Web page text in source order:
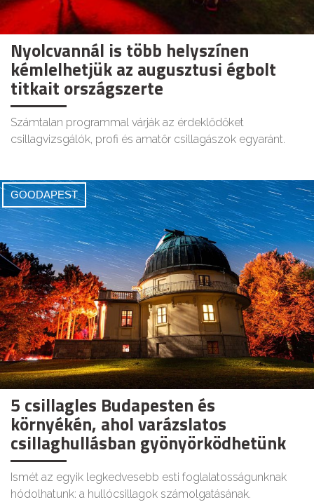
Nyolcvannál is több helyszínen
kémlelhetjük az augusztusi égbolt
titkait országszerte
Számtalan programmal várják az érdeklődőket
csillagvizsgálók, profi és amatőr csillagászok egyaránt.
GOODAPEST
5 csillagles Budapesten és
környékén, ahol varázslatos
csillaghullásban gyönyörködhetünk
Ismét az egyik legkedvesebb esti foglalatosságunknak
hódolhatunk: a hullócsillagok számolgatásának.